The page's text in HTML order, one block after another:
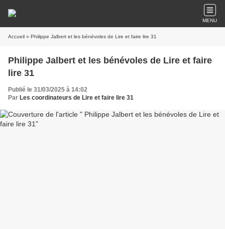
MENU
Accueil » Philippe Jalbert et les bénévoles de Lire et faire lire 31
Philippe Jalbert et les bénévoles de Lire et faire
lire 31
Publié le 31/03/2025 à 14:02
Par Les coordinateurs de Lire et faire lire 31